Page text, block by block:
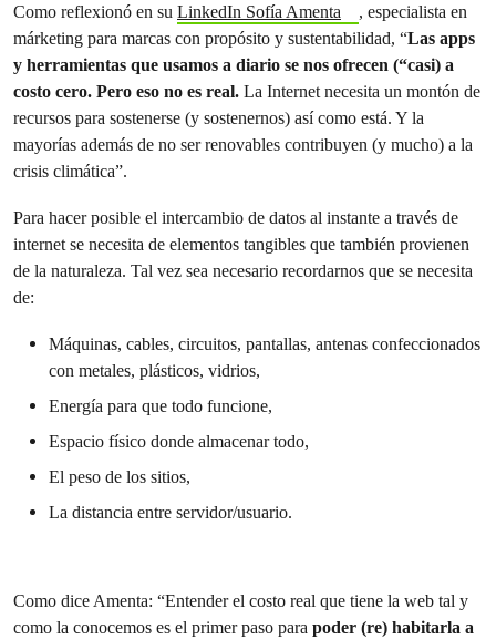
Como reflexionó en su LinkedIn Sofía Amenta
, especialista en
márketing para marcas con propósito y sustentabilidad, “Las apps
y herramientas que usamos a diario se nos ofrecen (“casi) a
costo cero. Pero eso no es real. La Internet necesita un montón de
recursos para sostenerse (y sostenernos) así como está. Y la
mayorías además de no ser renovables contribuyen (y mucho) a la
crisis climática”.
Para hacer posible el intercambio de datos al instante a través de
internet se necesita de elementos tangibles que también provienen
de la naturaleza. Tal vez sea necesario recordarnos que se necesita
de:
Máquinas, cables, circuitos, pantallas, antenas confeccionados
con metales, plásticos, vidrios,
Energía para que todo funcione,
Espacio físico donde almacenar todo,
El peso de los sitios,
La distancia entre servidor/usuario.
Como dice Amenta: “Entender el costo real que tiene la web tal y
como la conocemos es el primer paso para poder (re) habitarla a